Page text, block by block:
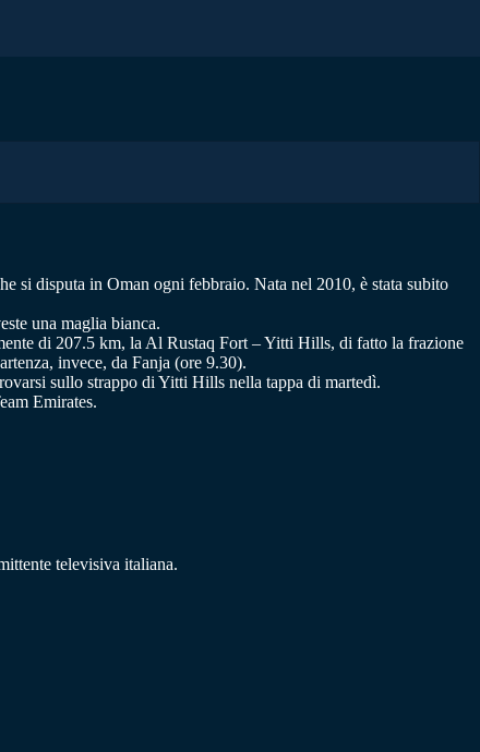
si disputa in Oman ogni febbraio. Nata nel 2010, è stata subito
una maglia bianca.
di 207.5 km, la Al Rustaq Fort – Yitti Hills, di fatto la frazione
invece, da Fanja (ore 9.30).
sullo strappo di Yitti Hills nella tappa di martedì.
Emirates.
televisiva italiana.